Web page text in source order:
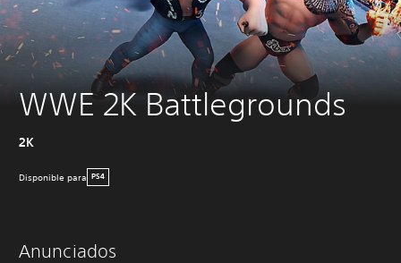
WWE 2K Battlegrounds
2K
Disponible para PS4
Anunciados